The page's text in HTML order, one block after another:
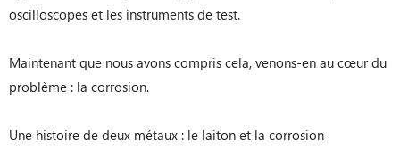
oscilloscopes et les instruments de test.
Maintenant que nous avons compris cela, venons-en au cœur du
problème : la corrosion.
Une histoire de deux métaux : le laiton et la corrosion